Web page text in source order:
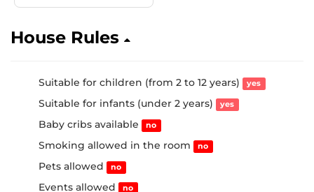
House Rules
Suitable for children (from 2 to 12 years) yes
Suitable for infants (under 2 years) yes
Baby cribs available no
Smoking allowed in the room no
Pets allowed no
Events allowed no